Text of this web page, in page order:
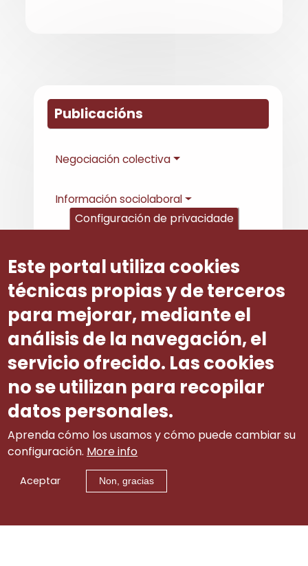
Publicacións
Negociación colectiva
Información sociolaboral
Revista Galega de Dereito Social
Outras publicacións
Memoria
Configuración de privacidade
Este portal utiliza cookies
técnicas propias y de terceros
para mejorar, mediante el
análisis de la navegación, el
servicio ofrecido. Las cookies
no se utilizan para recopilar
datos personales.
Aprenda cómo los usamos y cómo puede cambiar su
configuración. More info
Aceptar Non, gracias